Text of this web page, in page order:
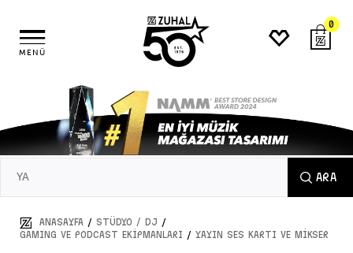
MENÜ
0
ARA
ANASAYFA / STÜDYO / DJ /
GAMING VE PODCAST EKİPMANLARI / YAYIN SES KARTI VE MİKSER